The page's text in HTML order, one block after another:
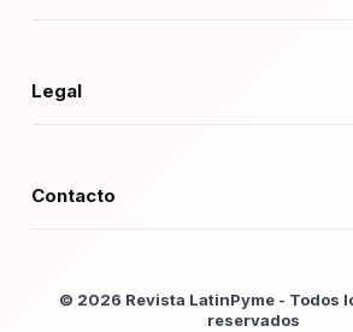
Legal
Contacto
© 2026 Revista LatinPyme - Todos
reservados